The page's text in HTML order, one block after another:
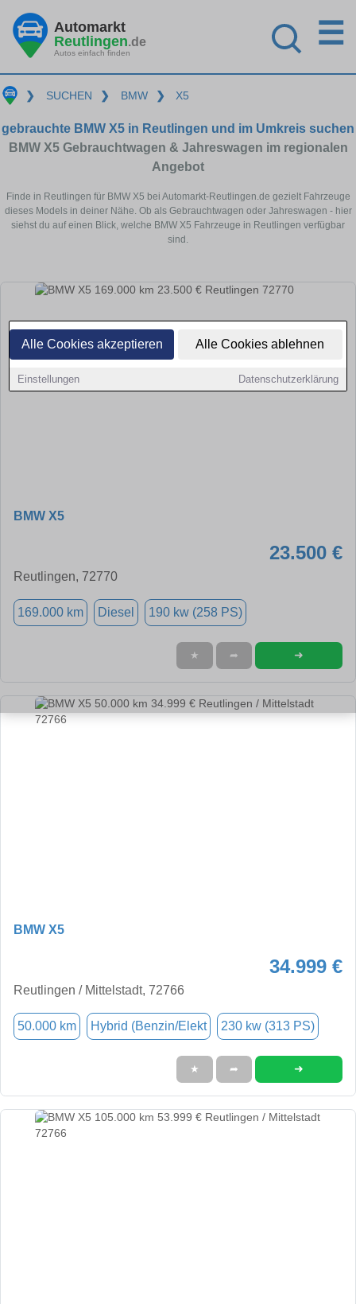
Alle Cookies akzeptieren Alle Cookies ablehnen
Einstellungen Datenschutzerklärung
Automarkt
Reutlingen.de
Autos einfach finden
☰
❯ SUCHEN ❯ BMW ❯ X5
gebrauchte BMW X5 in Reutlingen und im Umkreis suchen
BMW X5 Gebrauchtwagen & Jahreswagen im regionalen
Angebot
Finde in Reutlingen für BMW X5 bei Automarkt-Reutlingen.de gezielt Fahrzeuge
dieses Models in deiner Nähe. Ob als Gebrauchtwagen oder Jahreswagen - hier
siehst du auf einen Blick, welche BMW X5 Fahrzeuge in Reutlingen verfügbar
sind.
BMW X5
23.500 €
Reutlingen, 72770
169.000 km Diesel 190 kw (258 PS)
★ ➦ ➜
BMW X5
34.999 €
Reutlingen / Mittelstadt, 72766
50.000 km Hybrid (Benzin/Elekt 230 kw (313 PS)
★ ➦ ➜